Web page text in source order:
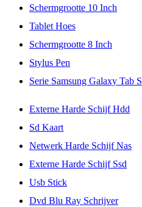
Schermgrootte 10 Inch
Tablet Hoes
Schermgrootte 8 Inch
Stylus Pen
Serie Samsung Galaxy Tab S
Externe Harde Schijf Hdd
Sd Kaart
Netwerk Harde Schijf Nas
Externe Harde Schijf Ssd
Usb Stick
Dvd Blu Ray Schrijver